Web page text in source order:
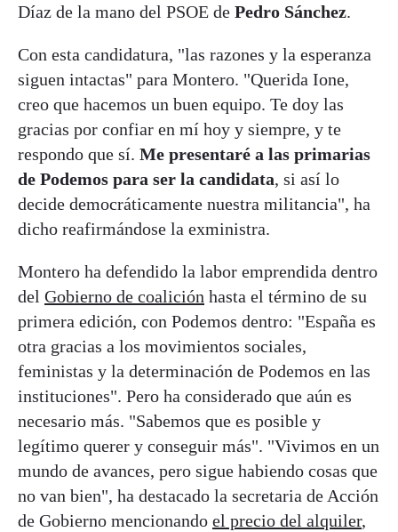
Díaz de la mano del PSOE de Pedro Sánchez.
Con esta candidatura, "las razones y la esperanza
siguen intactas" para Montero. "Querida Ione,
creo que hacemos un buen equipo. Te doy las
gracias por confiar en mí hoy y siempre, y te
respondo que sí. Me presentaré a las primarias
de Podemos para ser la candidata, si así lo
decide democráticamente nuestra militancia", ha
dicho reafirmándose la exministra.
Montero ha defendido la labor emprendida dentro
del Gobierno de coalición hasta el término de su
primera edición, con Podemos dentro: "España es
otra gracias a los movimientos sociales,
feministas y la determinación de Podemos en las
instituciones". Pero ha considerado que aún es
necesario más. "Sabemos que es posible y
legítimo querer y conseguir más". "Vivimos en un
mundo de avances, pero sigue habiendo cosas que
no van bien", ha destacado la secretaria de Acción
de Gobierno mencionando el precio del alquiler,